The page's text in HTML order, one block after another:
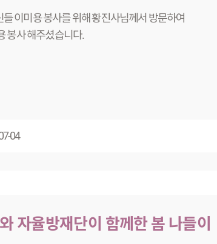
이미용 봉사를 위해 황진사님께서 방문하여
봉사 해주셨습니다.
04
자율방재단이 함께한 봄 나들이